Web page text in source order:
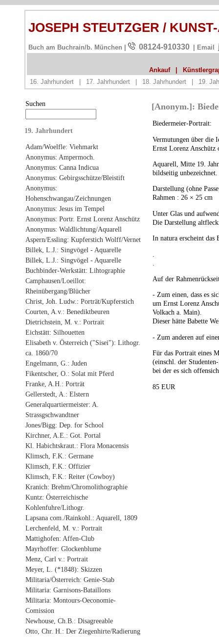
JOSEPH STEUTZGER /
Buch am Buchrain/b. München | 08124-910330 | Email
Ankauf
16. Jahrhundert
17. Jahrhundert 18. Jahrhundert 19.
Suchen
19. Jahrhundert
Adam/Woelfle: Viehmarkt
Anonymus: Ampermoch.
Anonymus: Canna Indicua
Anonymus: Gebirgsschütze/Bleistift
Anonymus:
Hohenschwangau/Zeichnungen
Anonymus: Jesus im Tempel
Anonymus: Portr. Ernst Lorenz Anschütz
Anonymus: Waldlichtung/Aquarell
Aspern/Essling: Kupferstich Wolff/Vernet
Billek, L.J.: Singvögel - Aquarelle
Billek, L.J.: Singvögel - Aquarelle
Buchbinder-Werkstätt: Lihtographie
Camphausen/Loeillot:
Rheinübergang/Blücher
Christ, Joh. Ludw.: Porträt/Kupferstich
Courten, A.v.: Benediktbeuren
Dietrichstein, M. v.: Portrait
Eichstätt: Silhouetten
Elisabeth v. Österreich ("Sisei"): Lithogr.
ca. 1860/70
Engelmann, G.: Juden
Fikentscher, O.: Solat mit Pferd
Franke, A.H.: Porträt
Gellerstedt, A.: Elstern
Generalquartiermeister: A.
Strassgschwandtner
Jones/Bigg: Dep. for School
Kirchner, A.E.: Got. Portal
Kl. Habichtskraut.: Flora Monacensis
Klimsch, F.K.: Germane
Klimsch, F.K.: Offizier
Klimsch, F.K.: Reiter (Cowboy)
Kranich: Brehm/Chromolithographie
Kuntz: Österreichische
Kohlenfuhre/Lithogr.
Lapsana com./Rainkohl.: Aquarell, 1809
Lerchenfeld, M. v.: Portrait
Mattighofen: Affen-Club
Mayrhoffer: Glockenblume
Menz, Carl v.: Portrait
Meyer, L. (*1848): Skizzen
Militaria/Österreich: Genie-Stab
Militaria: Garnisons-Bataillons
Militaria: Montours-Oeconomie-
Comission
Newhouse, Ch.B.: Disagreeable
Otto, Chr. H.: Der Ziegenhirte/Radierung
[Anonym.]:
Biedermeier-Portrait:
Vermutungen über die
Ernst Lorenz Anschütz
Aquarell, Mitte 19.
bildseitig unbezeichnet.
Darstellung (ohne
Rahmen : 26 × 25 cm
Unter Glas und
Die Darstellung
In natura erscheint
Auf der
- Zum einen, dass es
um Ernst Lorenz
Volkach a. Main).
Dieser hätte Babette
- Zum anderen auf
Für das Portrait eines
(einschl. der
bei der es sich
85 EUR